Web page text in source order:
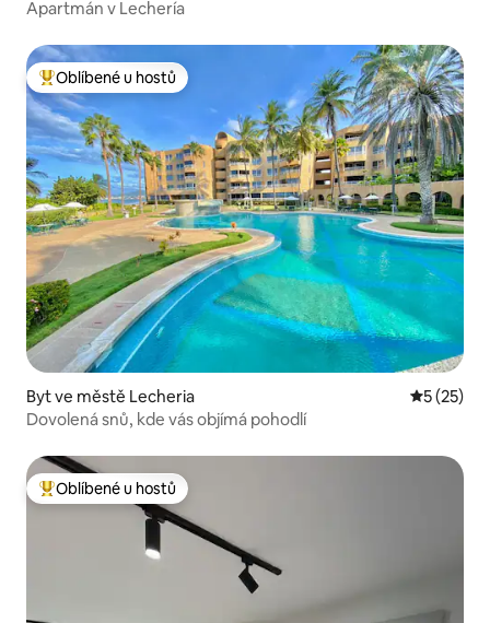
Apartmán v Lechería
Nejlepší v kategorii Oblíbené u hostů
Oblíbené u hostů
Byt ve městě Lecheria Průměrné
5 (25)
Dovolená snů, kde vás objímá pohodlí
Nejlepší v kategorii Oblíbené u hostů
Oblíbené u hostů